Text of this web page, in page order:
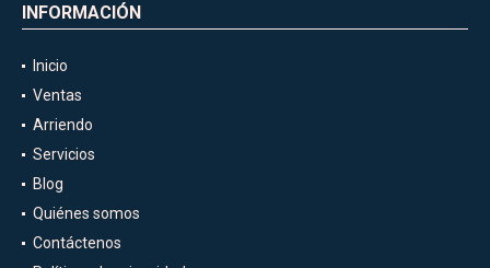
INFORMACIÓN
Inicio
Ventas
Arriendo
Servicios
Blog
Quiénes somos
Contáctenos